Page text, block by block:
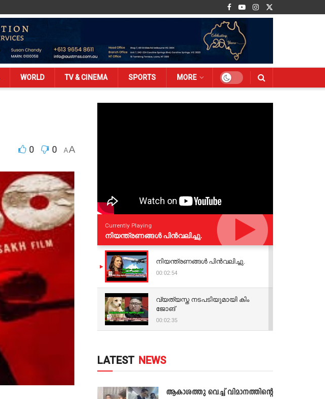
WORLD TV & CINEMA SPORTS MORE
0 0 AA
Currently Playing
നിയന്ത്രണങ്ങള്‍ പിന്‍വലിച്ചു.
നിയന്ത്രണങ്ങള്‍ പിന്‍വലിച്ചു.
00:02:54
വ്യത്യസ്ത നടപടിയുമായി കിം
ജോങ്
00:02:35
LATEST NEWS
ആകാശത്തു വെച്ച് വിമാനത്തിന്റെ